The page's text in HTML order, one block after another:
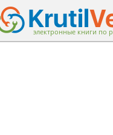
электронные книги по